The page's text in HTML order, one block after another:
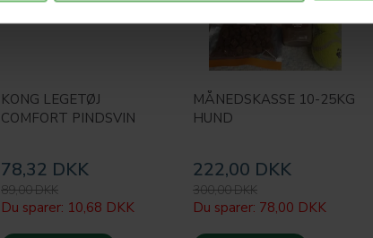
KONG LEGETØJ
COMFORT PINDSVIN
78,32 DKK
89,00 DKK
Du sparer: 10,68 DKK
MÅNEDSKASSE 10-25KG
HUND
222,00 DKK
300,00 DKK
Du sparer: 78,00 DKK